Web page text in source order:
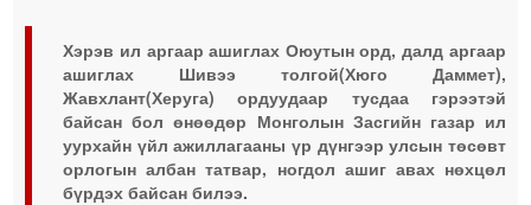
Хэрэв ил аргаар ашиглах Оюутын орд, далд аргаар
ашиглах Шивээ толгой(Хюго Даммет),
Жавхлант(Херуга) ордуудаар тусдаа гэрээтэй
байсан бол өнөөдөр Монголын Засгийн газар ил
уурхайн үйл ажиллагааны үр дүнгээр улсын төсөвт
орлогын албан татвар, ногдол ашиг авах нөхцөл
бүрдэх байсан билээ.